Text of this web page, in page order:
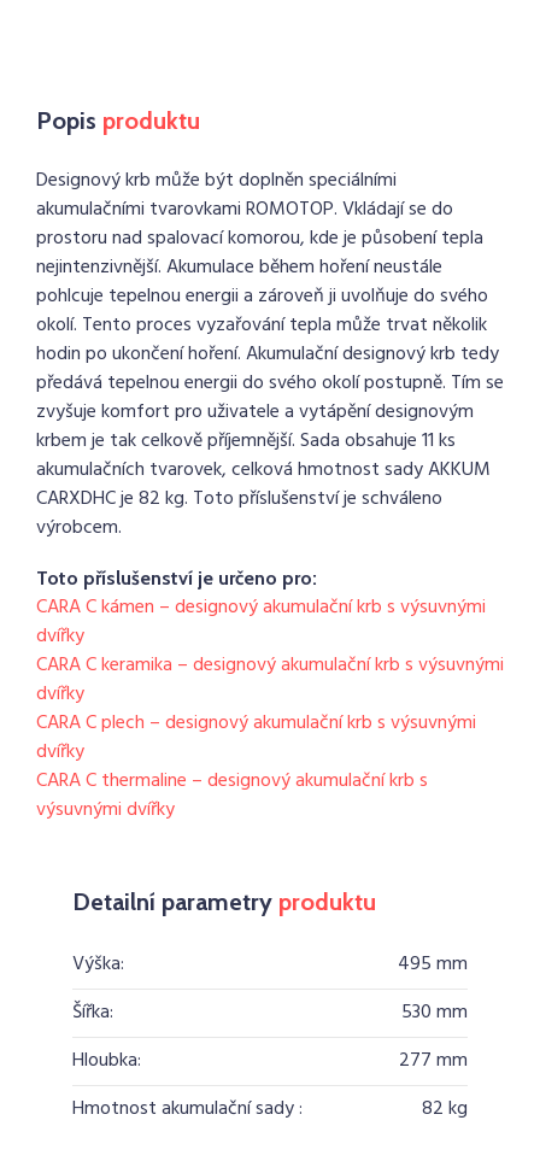
Popis produktu
Designový krb může být doplněn speciálními
akumulačními tvarovkami ROMOTOP. Vkládají se do
prostoru nad spalovací komorou, kde je působení tepla
nejintenzivnější. Akumulace během hoření neustále
pohlcuje tepelnou energii a zároveň ji uvolňuje do svého
okolí. Tento proces vyzařování tepla může trvat několik
hodin po ukončení hoření. Akumulační designový krb tedy
předává tepelnou energii do svého okolí postupně. Tím se
zvyšuje komfort pro uživatele a vytápění designovým
krbem je tak celkově příjemnější. Sada obsahuje 11 ks
akumulačních tvarovek, celková hmotnost sady AKKUM
CARXDHC je 82 kg. Toto příslušenství je schváleno
výrobcem.
Toto příslušenství je určeno pro:
CARA C kámen – designový akumulační krb s výsuvnými
dvířky
CARA C keramika – designový akumulační krb s výsuvnými
dvířky
CARA C plech – designový akumulační krb s výsuvnými
dvířky
CARA C thermaline – designový akumulační krb s
výsuvnými dvířky
Detailní parametry produktu
Výška:
495 mm
Šířka:
530 mm
Hloubka:
277 mm
Hmotnost akumulační sady :
82 kg